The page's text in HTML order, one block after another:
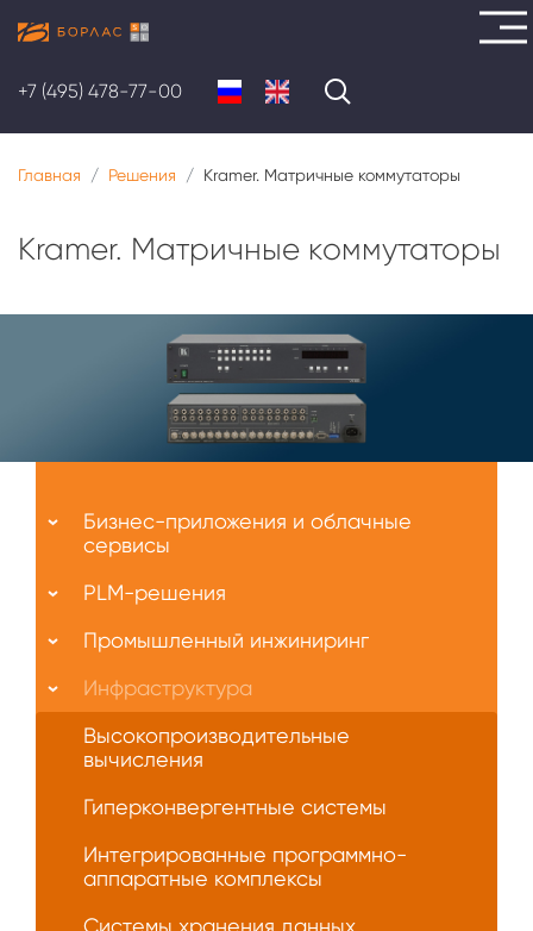
основному
содержанию
+7 (495) 478-77-00
Главная Решения Kramer. Матричные коммутаторы
Kramer. Матричные коммутаторы
нас
Бизнес-приложения и облачные
сервисы
PLM-решения
Промышленный инжиниринг
Инфраструктура
Высокопроизводительные
вычисления
Гиперконвергентные системы
Интегрированные программно-
аппаратные комплексы
Системы хранения данных